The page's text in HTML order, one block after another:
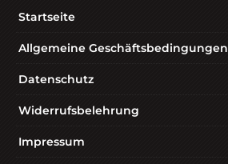
Startseite
Allgemeine Geschäftsbedingungen
Datenschutz
Widerrufsbelehrung
Impressum